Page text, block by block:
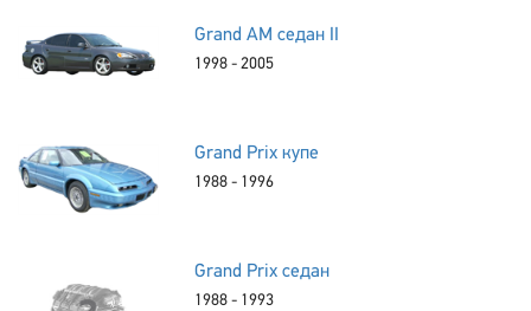
Grand AM седан II
1998 - 2005
Grand Prix купе
1988 - 1996
Grand Prix седан
1988 - 1993